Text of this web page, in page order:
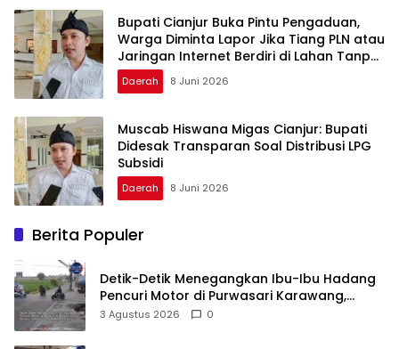
Bupati Cianjur Buka Pintu Pengaduan,
Warga Diminta Lapor Jika Tiang PLN atau
Jaringan Internet Berdiri di Lahan Tanpa
Persetujuan
Daerah 8 Juni 2026
Muscab Hiswana Migas Cianjur: Bupati
Didesak Transparan Soal Distribusi LPG
Subsidi
Daerah 8 Juni 2026
Berita Populer
Detik-Detik Menegangkan Ibu-Ibu Hadang
Pencuri Motor di Purwasari Karawang,
Pelaku Lolos di Tengah Keramaian!
3 Agustus 2026 0